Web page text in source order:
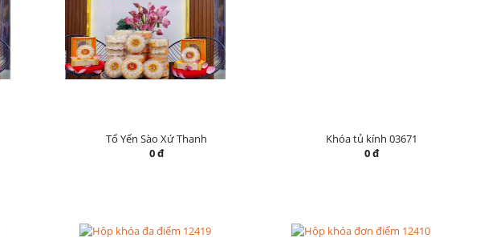
Tổ Yến Sào Xứ Thanh
0 đ
Khóa tủ kính 03671
0 đ